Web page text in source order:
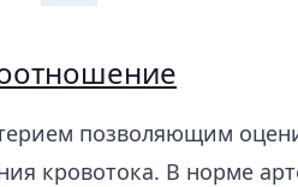
позволяющим
кровотока. В норме